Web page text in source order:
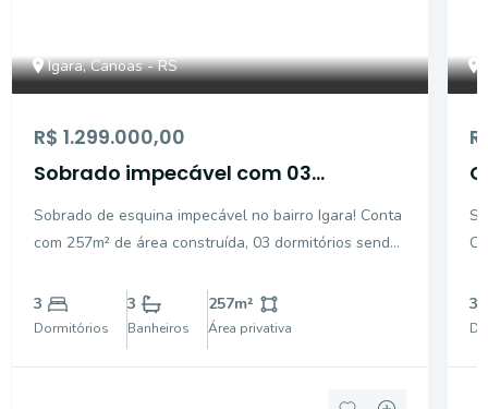
Igara, Canoas - RS
R$ 1.299.000,00
Sobrado impecável com 03
Sobrado de esquina impecável no bairro Igara! Conta
com 257m² de área construída, 03 dormitórios sendo
Dormitório Demisuite com 42m², 01 Dormitório com
36m².Térreo com um amplo living com 03 ambientes
3
Dormitórios
3
Banheiros
257m²
Área privativa
5
3